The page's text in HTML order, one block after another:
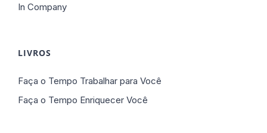
In Company
LIVROS
Faça o Tempo Trabalhar para Você
Faça o Tempo Enriquecer Você